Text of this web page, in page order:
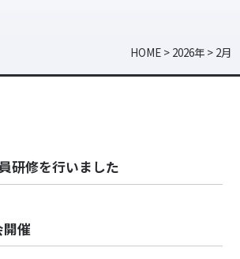
HOME> 2026年> 2月
研修を行いました
開催